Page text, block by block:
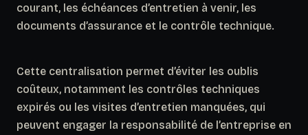
courant, les échéances d’entretien à venir, les
documents d’assurance et le contrôle technique.
Cette centralisation permet d’éviter les oublis
coûteux, notamment les contrôles techniques
expirés ou les visites d’entretien manquées, qui
peuvent engager la responsabilité de l’entreprise en